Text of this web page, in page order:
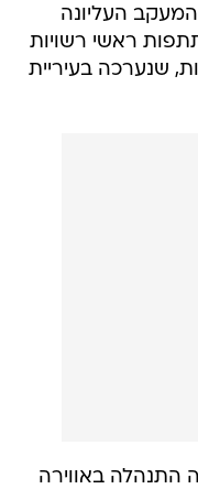
העליונה
ראשי רשויות
שנערכה בעיריית
התנהלה באווירה